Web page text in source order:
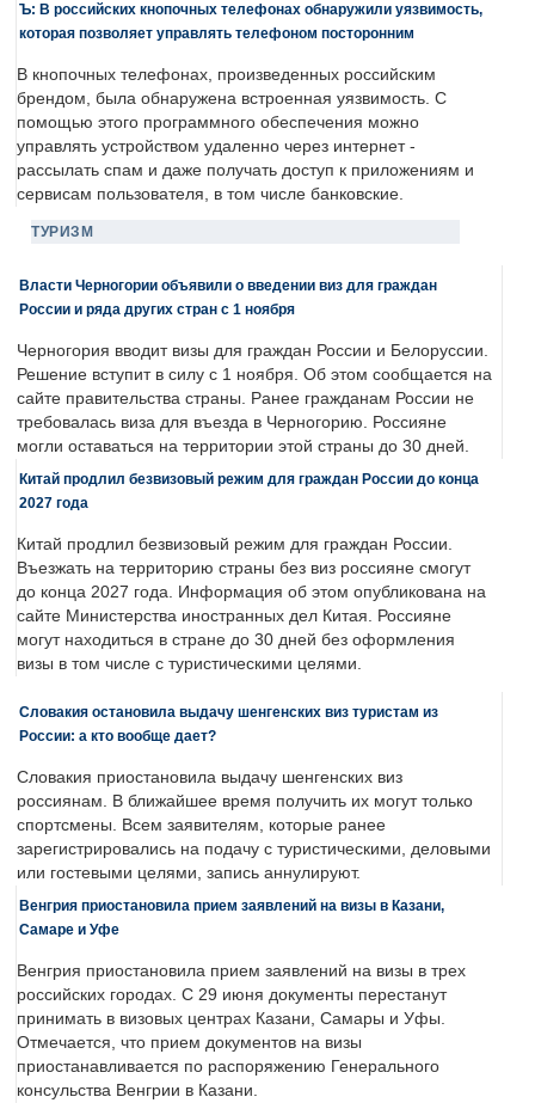
Ъ: В российских кнопочных телефонах обнаружили уязвимость,
которая позволяет управлять телефоном посторонним
В кнопочных телефонах, произведенных российским
брендом, была обнаружена встроенная уязвимость. С
помощью этого программного обеспечения можно
управлять устройством удаленно через интернет -
рассылать спам и даже получать доступ к приложениям и
сервисам пользователя, в том числе банковские.
ТУРИЗМ
Власти Черногории объявили о введении виз для граждан
России и ряда других стран с 1 ноября
Черногория вводит визы для граждан России и Белоруссии.
Решение вступит в силу с 1 ноября. Об этом сообщается на
сайте правительства страны. Ранее гражданам России не
требовалась виза для въезда в Черногорию. Россияне
могли оставаться на территории этой страны до 30 дней.
Китай продлил безвизовый режим для граждан России до конца
2027 года
Китай продлил безвизовый режим для граждан России.
Въезжать на территорию страны без виз россияне смогут
до конца 2027 года. Информация об этом опубликована на
сайте Министерства иностранных дел Китая. Россияне
могут находиться в стране до 30 дней без оформления
визы в том числе с туристическими целями.
Словакия остановила выдачу шенгенских виз туристам из
России: а кто вообще дает?
Словакия приостановила выдачу шенгенских виз
россиянам. В ближайшее время получить их могут только
спортсмены. Всем заявителям, которые ранее
зарегистрировались на подачу с туристическими, деловыми
или гостевыми целями, запись аннулируют.
Венгрия приостановила прием заявлений на визы в Казани,
Самаре и Уфе
Венгрия приостановила прием заявлений на визы в трех
российских городах. С 29 июня документы перестанут
принимать в визовых центрах Казани, Самары и Уфы.
Отмечается, что прием документов на визы
приостанавливается по распоряжению Генерального
консульства Венгрии в Казани.